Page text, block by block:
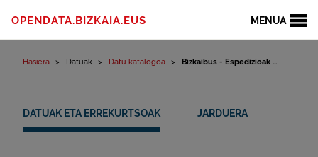
MENUA
OPENDATA.BIZKAIA.EUS
Hasiera Datuak Datu katalogoa Bizkaibus - Espedizioak ...
DATUAK ETA ERREKURTSOAK JARDUERA